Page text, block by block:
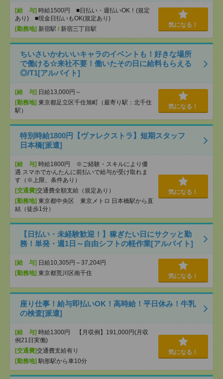
[給 与] 時給1500円 ■日払い・週払いOK！(規定
あり) ■現金日払いもOK(規定あり)
[勤務地] 新宿駅 / 新宿三丁目駅
気になる！
ちいさいかわいいキャラのイベントも！好きな場所
で働ける☆来社不要！働いたその日に給料もらえる
◎/T1[アルバイト]
[給 与] 日給13,000円～
[勤務地] 東京都足立区千住旭町（最寄り駅：北千住
駅）
気になる！
特別時給1800円【ヴァレクストラ】短期スタッフ
日本橋[派遣]
[給 与] 時給1800円 ※ご経験・スキルにより優
遇 スマホでかんたんに前払いで給与が受け取れま
す（※上限、条件あり）
[交通費]交通費全額支給（規定あり）
[勤務地] 東京都中央区 東京メトロ 日本橋駅から直
結（徒歩1分）
気になる！
【日払い・未経験歓迎！】稼ぎたい日にサクッと勤
務！単発・週1日～自由シフトの軽作業[アルバイト]
[給 与] 日給10,305円～37,204円
[勤務地] 東京都荒川区南千住 気になる！
座り仕事！給与即払いOK！高時給！平日休み！牛乳
の検査[派遣]
[給 与] 時給1300円 【月収例】191,000円(月収
例21日実働)
[交通費]交通費支給有り
[勤務地] 駒形駅から車10分
気になる！